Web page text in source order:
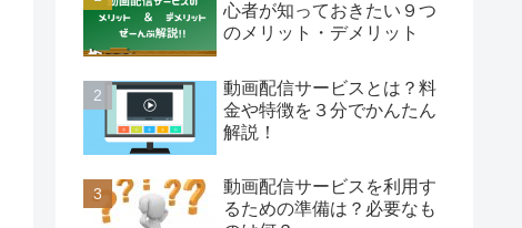
心者が知っておきたい９つ
のメリット・デメリット
動画配信サービスとは？料
金や特徴を３分でかんたん
解説！
動画配信サービスを利用す
るための準備は？必要なも